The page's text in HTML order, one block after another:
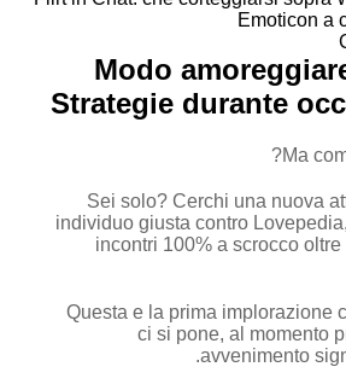
Emoticon a
Modo
Strategie durante
Ma
Sei solo? Cerchi una nuova
individuo giusta contro
incontri 100% a scrocco
Questa e la prima implorazione
ci si pone, al momento
avvenimento